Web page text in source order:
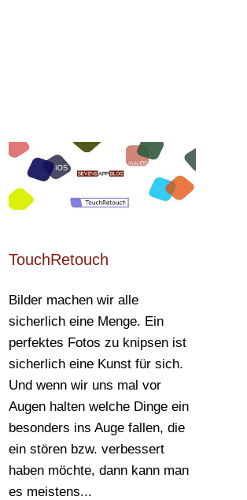
TouchRetouch
Bilder machen wir alle
sicherlich eine Menge. Ein
perfektes Fotos zu knipsen ist
sicherlich eine Kunst für sich.
Und wenn wir uns mal vor
Augen halten welche Dinge ein
besonders ins Auge fallen, die
ein stören bzw. verbessert
haben möchte, dann kann man
es meistens...